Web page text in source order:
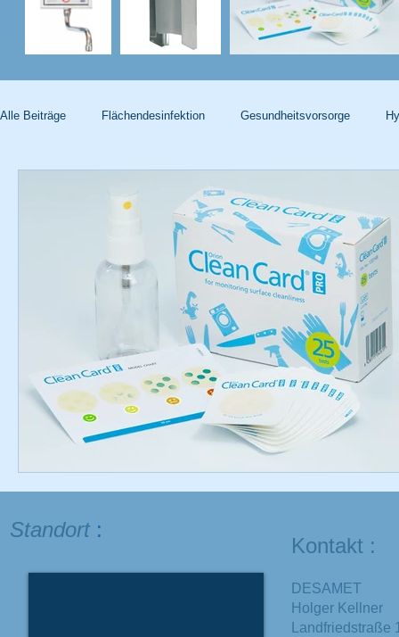
Alle Beiträge Flächendesinfektion Gesundheitsvorsorge
Standort :
Kontakt :
DESAMET
Holger Kellner
Landfriedstraße